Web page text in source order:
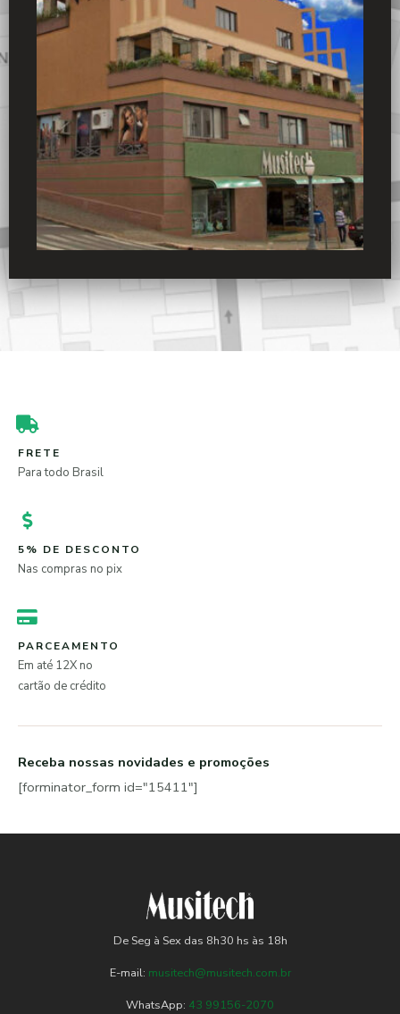
FRETE
Para todo Brasil
5% DE DESCONTO
Nas compras no pix
PARCEAMENTO
Em até 12X no
cartão de crédito
Receba nossas novidades e promoções
[forminator_form id="15411"]
De Seg à Sex das 8h30 hs às 18h
E-mail: musitech@musitech.com.br
WhatsApp: 43 99156-2070